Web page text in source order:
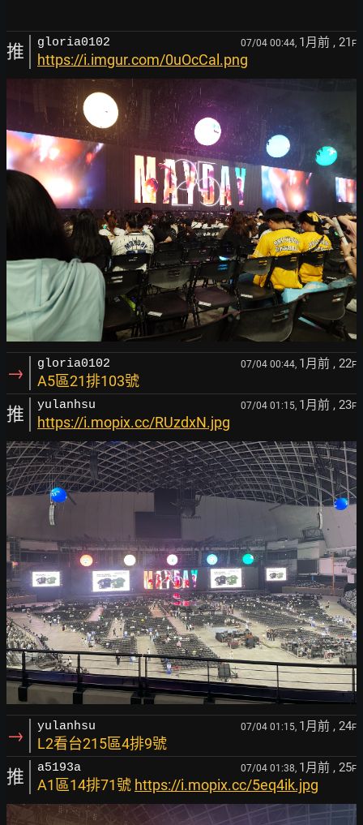
推 gloria0102 07/04 00:44, 1月前 , 21 F
https://i.imgur.com/0uOcCal.png
→ gloria0102 07/04 00:44, 1月前 , 22F
A5區21排103號
推 yulanhsu 07/04 01:15, 1月前 , 23F
https://i.mopix.cc/RUzdxN.jpg
→ yulanhsu 07/04 01:15, 1月前 , 24F
L2看台215區4排9號
推 a5193a 07/04 01:38, 1月前 , 25F
A1區14排71號 https://i.mopix.cc/5eq4ik.jpg